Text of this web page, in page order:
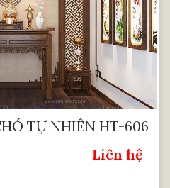
TỰ NHIÊN HT-606
Liên hệ